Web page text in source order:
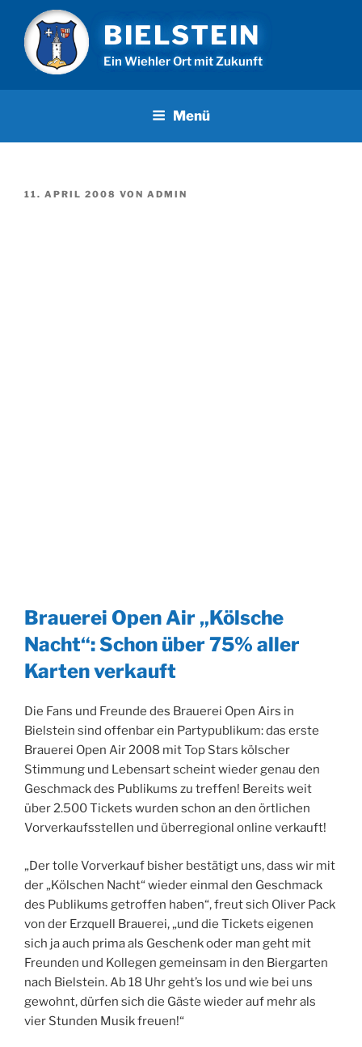
Inhalt
springen
BIELSTEIN
Ein Wiehler Ort mit Zukunft
Menü
VERÖFFENTLICHT
11. APRIL 2008 VON ADMIN
Brauerei Open Air „Kölsche
Nacht“: Schon über 75% aller
Karten verkauft
Die Fans und Freunde des Brauerei Open Airs in
Bielstein sind offenbar ein Partypublikum: das erste
Brauerei Open Air 2008 mit Top Stars kölscher
Stimmung und Lebensart scheint wieder genau den
Geschmack des Publikums zu treffen! Bereits weit
über 2.500 Tickets wurden schon an den örtlichen
Vorverkaufsstellen und überregional online verkauft!
„Der tolle Vorverkauf bisher bestätigt uns, dass wir mit
der „Kölschen Nacht“ wieder einmal den Geschmack
des Publikums getroffen haben“, freut sich Oliver Pack
von der Erzquell Brauerei, „und die Tickets eigenen
sich ja auch prima als Geschenk oder man geht mit
Freunden und Kollegen gemeinsam in den Biergarten
nach Bielstein. Ab 18 Uhr geht’s los und wie bei uns
gewohnt, dürfen sich die Gäste wieder auf mehr als
vier Stunden Musik freuen!“